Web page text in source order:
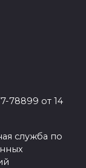
78899 от 14
служба по